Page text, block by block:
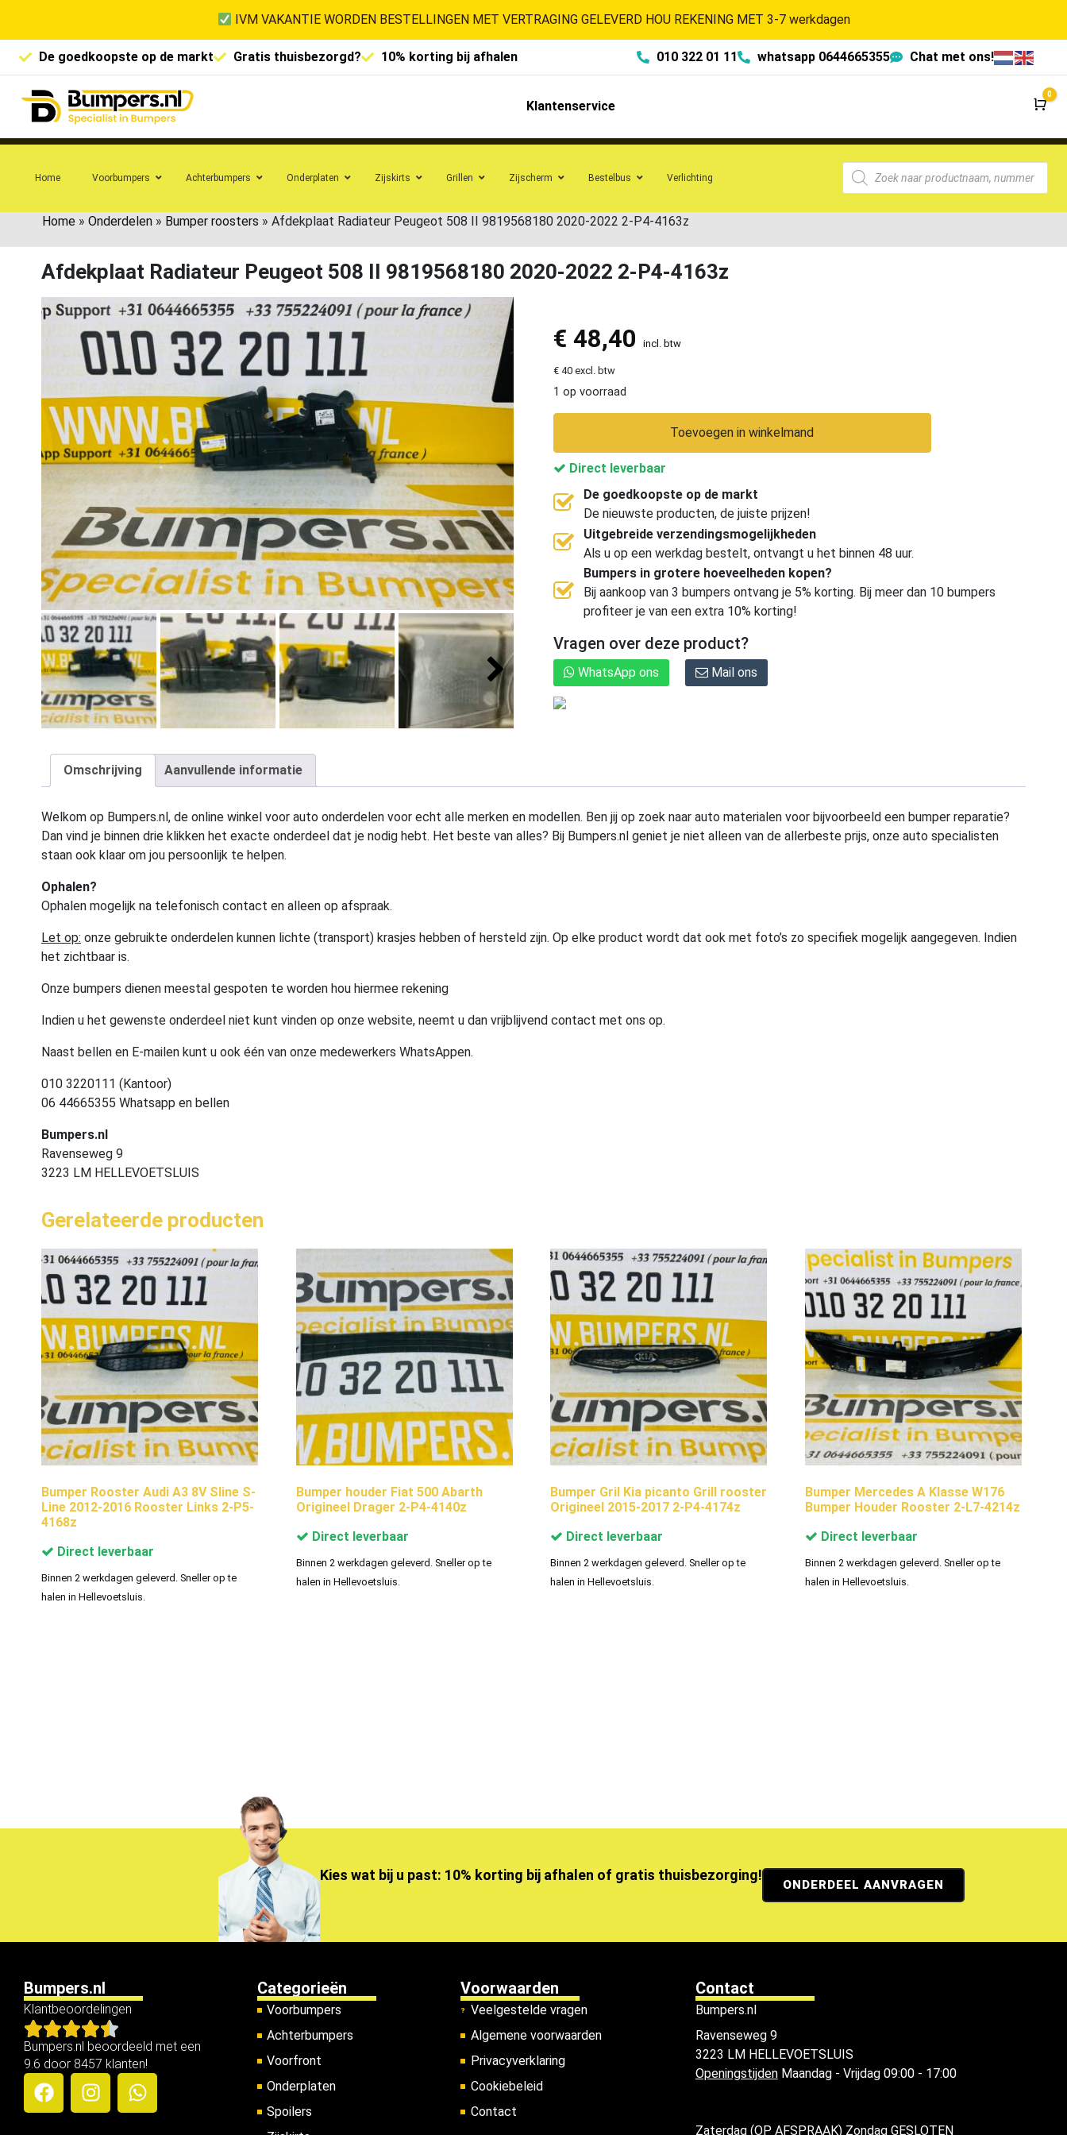
IVM VAKANTIE WORDEN BESTELLINGEN MET VERTRAGING GELEVERD HOU REKENING MET 3-7 werkdagen
De goedkoopste op de markt Gratis thuisbezorgd? 10% korting bij afhalen 010 322 01 11 whatsapp 0644665355 Chat met ons!
Klantenservice
0
Home Voorbumpers Achterbumpers Onderplaten Zijskirts Grillen Zijscherm Bestelbus Verlichting
Home » Onderdelen » Bumper roosters » Afdekplaat Radiateur Peugeot 508 II 9819568180 2020-2022 2-P4-4163z
Afdekplaat Radiateur Peugeot 508 II 9819568180 2020-2022 2-P4-4163z
€ 48,40 incl. btw
€ 40 excl. btw
1 op voorraad
Toevoegen in winkelmand
Direct leverbaar
De goedkoopste op de markt
De nieuwste producten, de juiste prijzen!
Uitgebreide verzendingsmogelijkheden
Als u op een werkdag bestelt, ontvangt u het binnen 48 uur.
Bumpers in grotere hoeveelheden kopen?
Bij aankoop van 3 bumpers ontvang je 5% korting. Bij meer dan 10 bumpers
profiteer je van een extra 10% korting!
Vragen over deze product?
WhatsApp ons Mail ons
Omschrijving Aanvullende informatie
Welkom op Bumpers.nl, de online winkel voor auto onderdelen voor echt alle merken en modellen. Ben jij op zoek naar auto materialen voor bijvoorbeeld een bumper reparatie?
Dan vind je binnen drie klikken het exacte onderdeel dat je nodig hebt. Het beste van alles? Bij Bumpers.nl geniet je niet alleen van de allerbeste prijs, onze auto specialisten
staan ook klaar om jou persoonlijk te helpen.
Ophalen?
Ophalen mogelijk na telefonisch contact en alleen op afspraak.
Let op: onze gebruikte onderdelen kunnen lichte (transport) krasjes hebben of hersteld zijn. Op elke product wordt dat ook met foto’s zo specifiek mogelijk aangegeven. Indien
het zichtbaar is.
Onze bumpers dienen meestal gespoten te worden hou hiermee rekening
Indien u het gewenste onderdeel niet kunt vinden op onze website, neemt u dan vrijblijvend contact met ons op.
Naast bellen en E-mailen kunt u ook één van onze medewerkers WhatsAppen.
010 3220111 (Kantoor)
06 44665355 Whatsapp en bellen
Bumpers.nl
Ravenseweg 9
3223 LM HELLEVOETSLUIS
Gerelateerde producten
Bumper Rooster Audi A3 8V Sline S-
Line 2012-2016 Rooster Links 2-P5-
4168z
Direct leverbaar
Binnen 2 werkdagen geleverd. Sneller op te
halen in Hellevoetsluis.
Bumper houder Fiat 500 Abarth
Origineel Drager 2-P4-4140z
Direct leverbaar
Binnen 2 werkdagen geleverd. Sneller op te
halen in Hellevoetsluis.
Bumper Gril Kia picanto Grill rooster
Origineel 2015-2017 2-P4-4174z
Direct leverbaar
Binnen 2 werkdagen geleverd. Sneller op te
halen in Hellevoetsluis.
Bumper Mercedes A Klasse W176
Bumper Houder Rooster 2-L7-4214z
Direct leverbaar
Binnen 2 werkdagen geleverd. Sneller op te
halen in Hellevoetsluis.
Kies wat bij u past: 10% korting bij afhalen of gratis thuisbezorging!
ONDERDEEL AANVRAGEN
Bumpers.nl
Klantbeoordelingen
Bumpers.nl beoordeeld met een
9.6 door 8457 klanten!
Categorieën
Voorbumpers
Achterbumpers
Voorfront
Onderplaten
Spoilers
Voorwaarden
Veelgestelde vragen
Algemene voorwaarden
Privacyverklaring
Cookiebeleid
Contact
Contact
Bumpers.nl
Ravenseweg 9
3223 LM HELLEVOETSLUIS
OpeningstijdenMaandag - Vrijdag 09:00 - 17:00
Zaterdag (OP AFSPRAAK) Zondag GESLOTEN